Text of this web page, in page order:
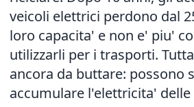
veicoli elettrici perdono dal
loro capacita' e non e' piu'
utilizzarli per i trasporti.
ancora da buttare: possono
accumulare l'elettricita'